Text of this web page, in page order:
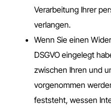
Verarbeitung Ihrer
verlangen.
Wenn Sie einen
DSGVO eingelegt
zwischen Ihren und
vorgenommen
feststeht, wessen